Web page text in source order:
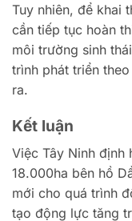
Tuy nhiên, để khai
cần tiếp tục hoàn
môi trường sinh
trình phát triển
ra.
Kết luận
Việc Tây Ninh
18.000ha bên hồ
mới cho quá trình
tạo động lực tăng